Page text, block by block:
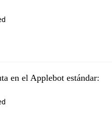
en el Applebot estándar: